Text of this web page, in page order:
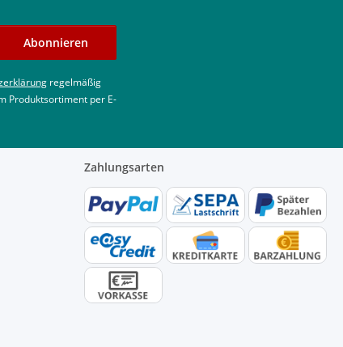
Abonnieren
regelmäßig
Produktsortiment per E-
Zahlungsarten